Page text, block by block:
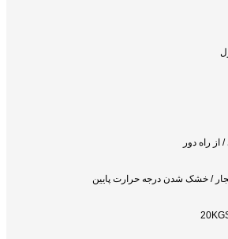
راه دور
/ خشک شدن درجه حرارت پایین